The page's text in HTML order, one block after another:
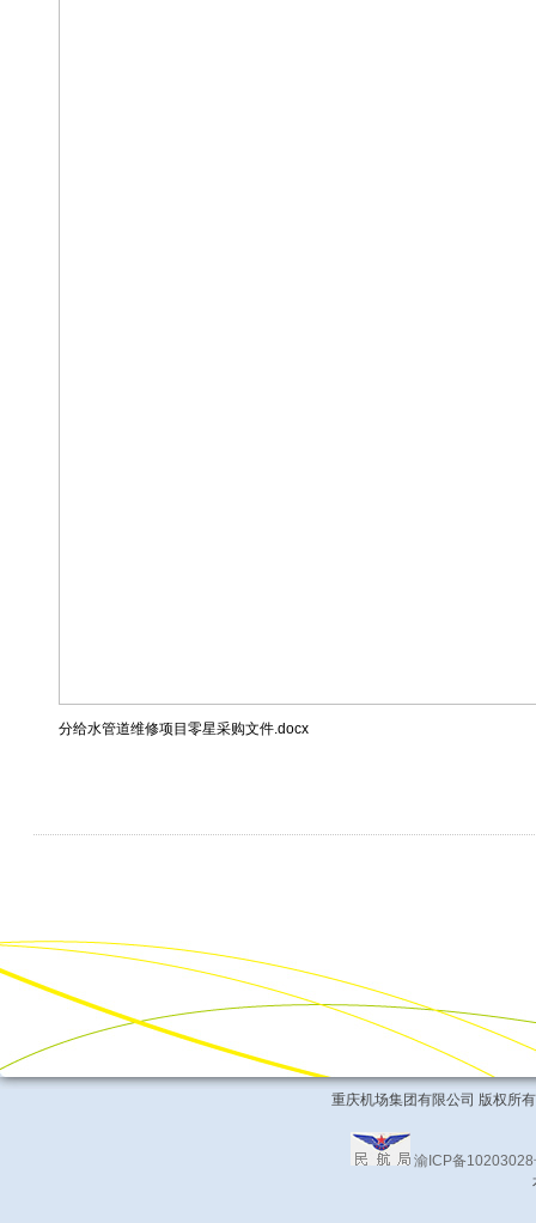
分给水管道维修项目零星采购文件.docx
重庆机场集团有限公司 版权所
渝ICP备10203028